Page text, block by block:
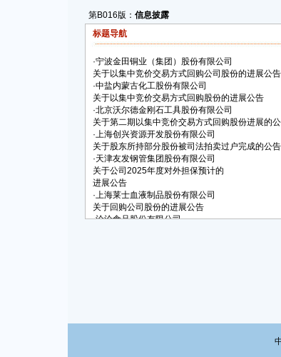
第B016版： 信息披露
标题导航
·宁波金田铜业（集团）股份有限公司
关于以集中竞价交易方式回购公司股份的进展公告
·中盐内蒙古化工股份有限公司
关于以集中竞价交易方式回购股份的进展公告
·北京沃尔德金刚石工具股份有限公司
关于第二期以集中竞价交易方式回购股份进展的
·上海创兴资源开发股份有限公司
关于股东所持部分股份被司法拍卖过户完成的公告
·天津友发钢管集团股份有限公司
关于公司2025年度对外担保预计的
进展公告
·上海莱士血液制品股份有限公司
关于回购公司股份的进展公告
·洽洽食品股份有限公司